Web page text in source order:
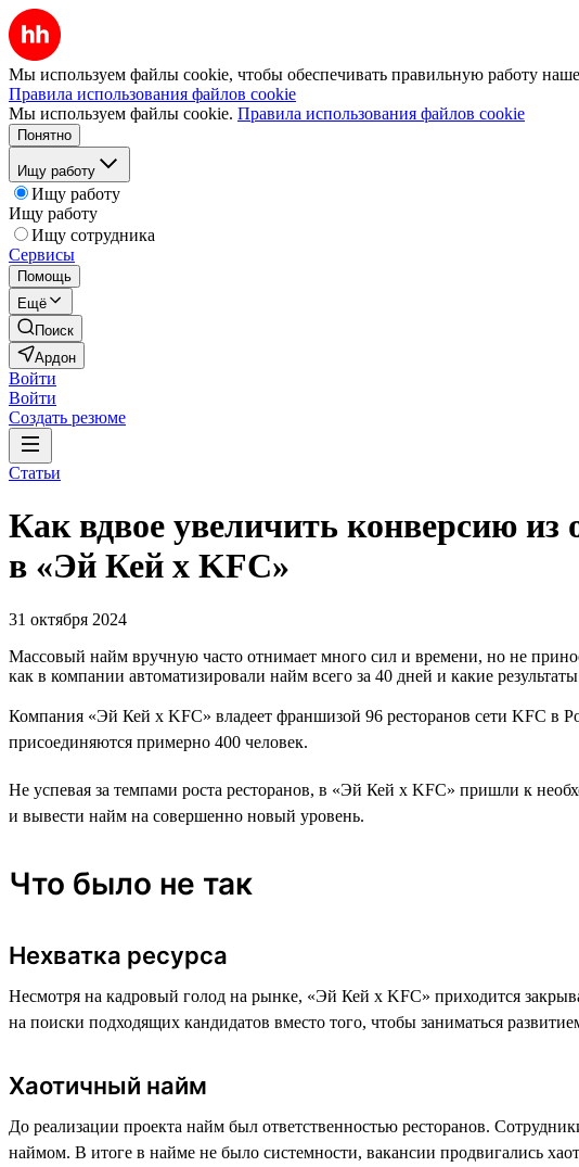
Мы используем файлы cookie, чтобы обеспечивать правильную работу
Правила использования файлов cookie
Мы используем файлы cookie. Правила использования файлов cookie
Понятно
Ищу работу
Ищу работу
Ищу работу
Ищу сотрудника
Сервисы
Помощь
Ещё
Поиск
Ардон
Войти
Войти
Создать резюме
Статьи
Как вдвое увеличить конверсию
в «Эй Кей x KFC»
31 октября 2024
Массовый найм вручную часто отнимает много сил и времени, но не
как в компании автоматизировали найм всего за 40 дней и какие
Компания «Эй Кей x KFC» владеет франшизой 96 ресторанов сети KFC в
присоединяются примерно 400 человек.
Не успевая за темпами роста ресторанов, в «Эй Кей x KFC» пришли к
и вывести найм на совершенно новый уровень.
Что было не так
Нехватка ресурса
Несмотря на кадровый голод на рынке, «Эй Кей x KFC» приходится
на поиски подходящих кандидатов вместо того, чтобы заниматься
Хаотичный найм
До реализации проекта найм был ответственностью ресторанов.
наймом. В итоге в найме не было системности, вакансии продвигались